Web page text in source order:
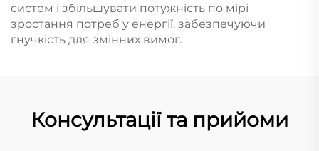
систем і збільшувати потужність по мірі
зростання потреб у енергії, забезпечуючи
гнучкість для змінних вимог.
Консультації та прийоми